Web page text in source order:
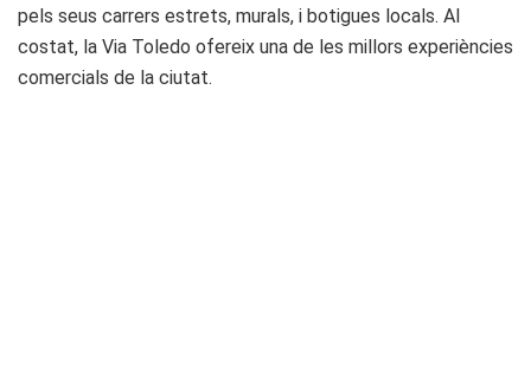
pels seus carrers estrets, murals, i botigues locals. Al
costat, la Via Toledo ofereix una de les millors experiències
comercials de la ciutat.